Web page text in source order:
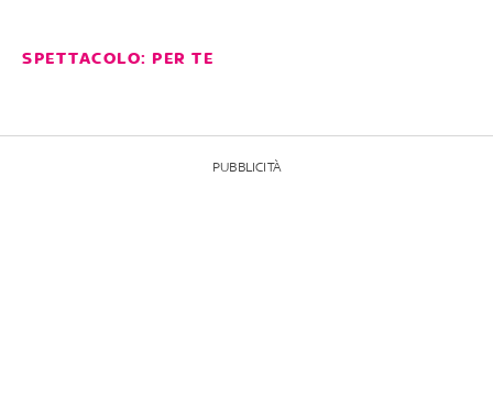
SPETTACOLO: PER TE
PUBBLICITÀ